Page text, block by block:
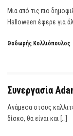
Μια από τις πιο
Halloween έφερε για
Θοδωρής Κολλιόπουλος
Συνεργασία
Ανάμεσα στους
δίσκο, θα είναι και […]